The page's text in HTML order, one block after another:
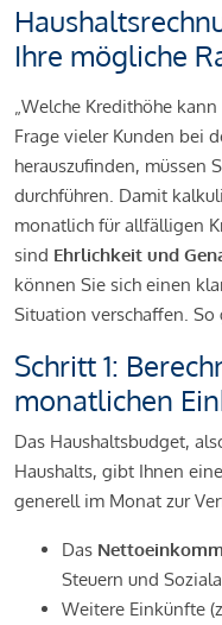
Ihre mögliche
„Welche Kredithöhe
Frage vieler Kunden bei
herauszufinden, müssen
durchführen. Damit
monatlich für allfälligen
sind Ehrlichkeit und
können Sie sich einen
Situation verschaffen. So
Schritt 1:
monatlichen
Das Haushaltsbudget,
Haushalts, gibt Ihnen
generell im Monat zur
Das
Steuern und
Weitere Einkünfte